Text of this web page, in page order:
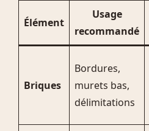
Élément
Usage
recommandé
Briques
Bordures,
murets bas,
délimitations